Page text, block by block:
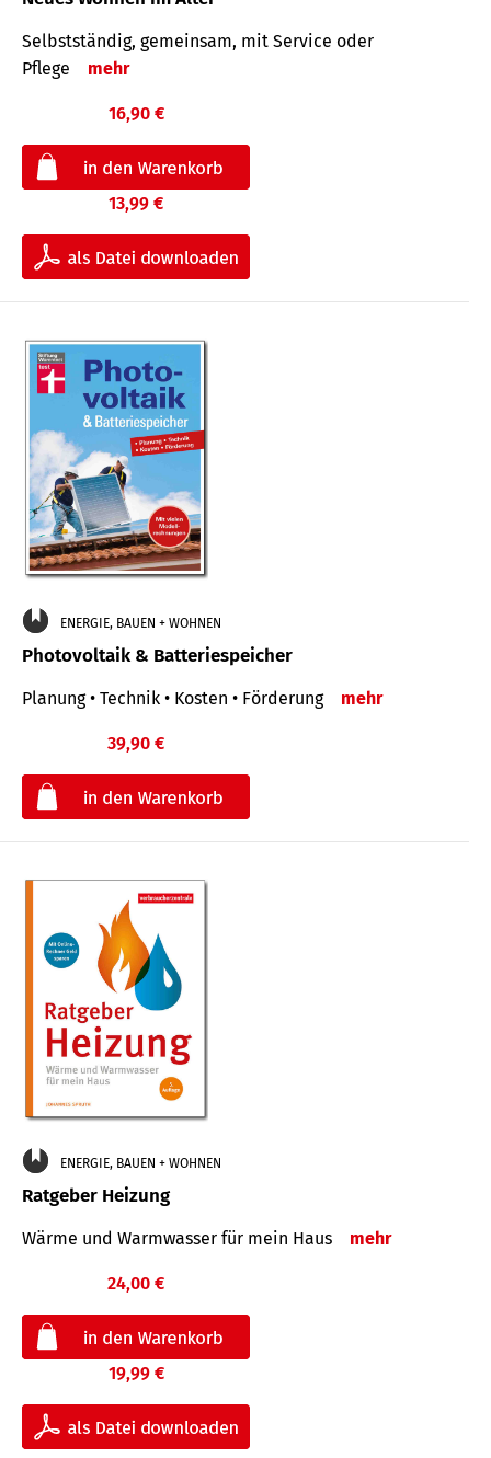
Selbstständig, gemeinsam, mit Service oder
Pflege
mehr
16,90 €
13,99 €
ENERGIE, BAUEN + WOHNEN
Photovoltaik & Batteriespeicher
Planung • Technik • Kosten • Förderung mehr
39,90 €
ENERGIE, BAUEN + WOHNEN
Ratgeber Heizung
Wärme und Warmwasser für mein Haus mehr
24,00 €
19,99 €